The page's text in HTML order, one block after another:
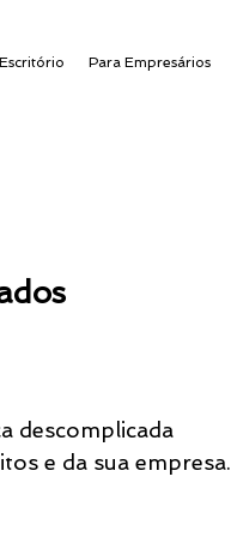
Escritório Para Empresários
descomplicada
e da sua empresa.